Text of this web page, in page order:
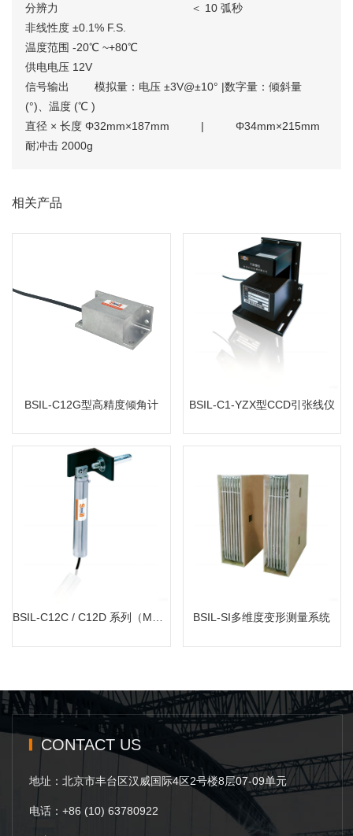
分辨力 ＜ 10 弧秒
非线性度 ±0.1% F.S.
温度范围 -20℃ ~+80℃
供电电压 12V
信号输出 模拟量：电压 ±3V@±10° |数字量：倾斜量
(°)、温度 (℃ )
直径 × 长度 Φ32mm×187mm | Φ34mm×215mm
耐冲击 2000g
相关产品
BSIL-C12G型高精度倾角计
BSIL-C12G型高精度倾角计
BSIL-C1-YZX型CCD引张线仪
BSIL-C1-YZX型CCD引张线仪
BSIL-C12C / C12D 系列（MEMS倾角计）
MORE
BSIL-SI多维度变形测量系统
BSIL-SI多维度变形测量系统
MORE
CONTACT US
地址：北京市丰台区汉威国际4区2号楼8层07-09单元
电话：+86 (10) 63780922